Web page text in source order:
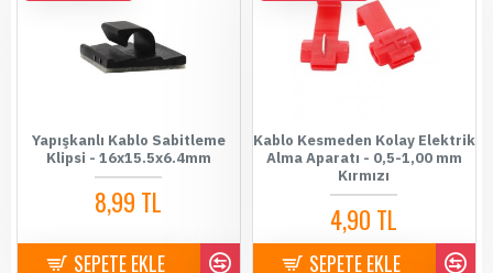
Yapışkanlı Kablo Sabitleme
Klipsi - 16x15.5x6.4mm
8,99 TL
SEPETE EKLE
Kablo Kesmeden Kolay Elektrik
Alma Aparatı - 0,5-1,00 mm
Kırmızı
4,90 TL
SEPETE EKLE